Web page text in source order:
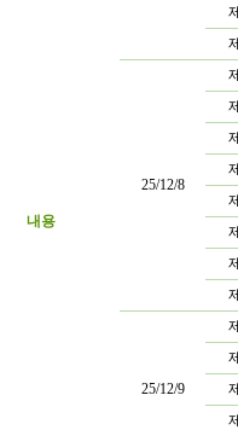
내용
25/12/8
25/12/9